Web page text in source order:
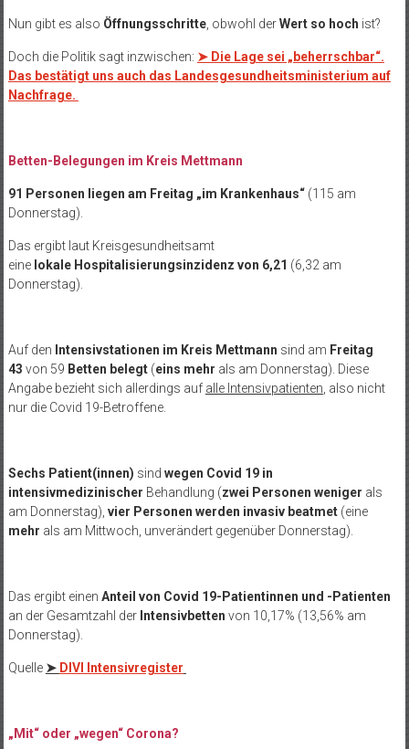
Nun gibt es also Öffnungsschritte, obwohl derWert so hoch ist?
Doch die Politik sagt inzwischen: ➤ Die Lage sei „beherrschbar“.
Das bestätigt uns auch das Landesgesundheitsministerium auf
Nachfrage.
Betten-Belegungen im Kreis Mettmann
91 Personen liegen am Freitag „im Krankenhaus“ (115 am
Donnerstag).
Das ergibt laut Kreisgesundheitsamt
eine lokale Hospitalisierungsinzidenz von 6,21 (6,32 am
Donnerstag).
Auf den Intensivstationen im Kreis Mettmann sind am Freitag
43 von 59 Betten belegt(eins mehr als am Donnerstag). Diese
Angabe bezieht sich allerdings auf alle Intensivpatienten, also nicht
nur die Covid 19-Betroffene.
Sechs Patient(innen) sind wegen Covid 19 in
intensivmedizinischer Behandlung (zwei Personen weniger als
am Donnerstag), vier Personen werden invasiv beatmet (eine
mehr als am Mittwoch, unverändert gegenüber Donnerstag).
Das ergibt einen Anteil von Covid 19-Patientinnen und -Patienten
an der Gesamtzahl der Intensivbetten von 10,17% (13,56% am
Donnerstag).
Quelle ➤ DIVI Intensivregister
„Mit“ oder „wegen“ Corona?